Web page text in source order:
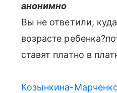
анонимно
Вы не ответили,
возрасте
ставят платно в
Козынкина-